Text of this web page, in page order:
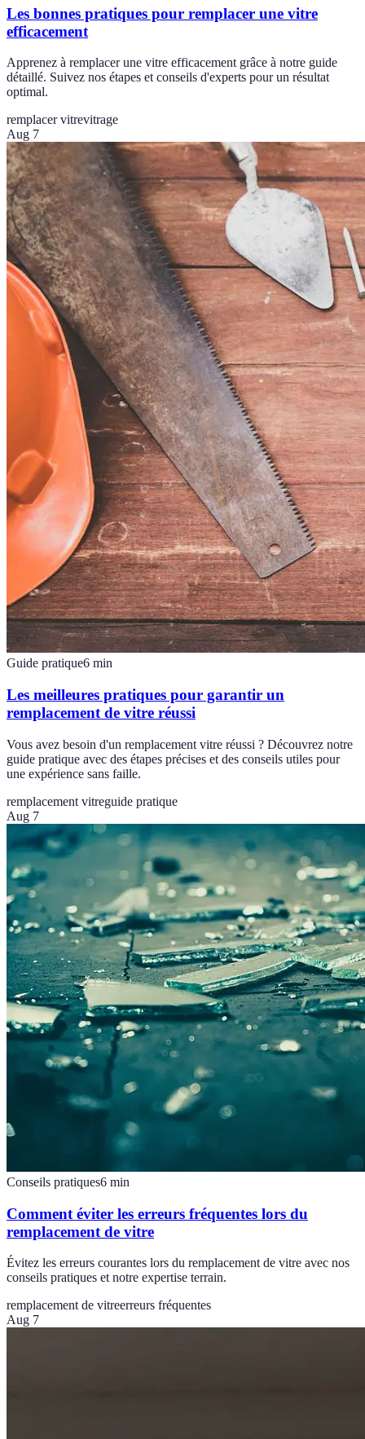
Les bonnes pratiques pour remplacer une vitre
efficacement
Apprenez à remplacer une vitre efficacement grâce à notre guide
détaillé. Suivez nos étapes et conseils d'experts pour un résultat
optimal.
remplacer vitrevitrage
Aug 7
Guide pratique6 min
Les meilleures pratiques pour garantir un
remplacement de vitre réussi
Vous avez besoin d'un remplacement vitre réussi ? Découvrez notre
guide pratique avec des étapes précises et des conseils utiles pour
une expérience sans faille.
remplacement vitreguide pratique
Aug 7
Conseils pratiques6 min
Comment éviter les erreurs fréquentes lors du
remplacement de vitre
Évitez les erreurs courantes lors du remplacement de vitre avec nos
conseils pratiques et notre expertise terrain.
remplacement de vitreerreurs fréquentes
Aug 7